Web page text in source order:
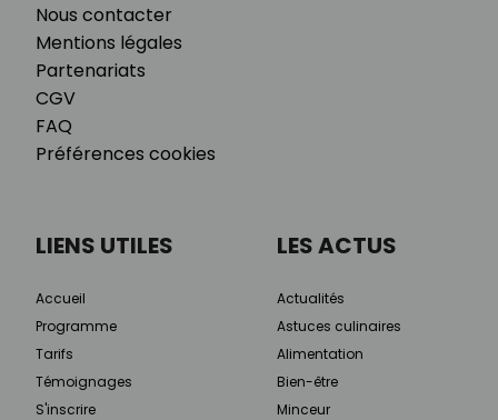
Nous contacter
Mentions légales
Partenariats
CGV
FAQ
Préférences cookies
LIENS UTILES
Accueil
Programme
Tarifs
Témoignages
S'inscrire
LES ACTUS
Actualités
Astuces culinaires
Alimentation
Bien-être
Minceur